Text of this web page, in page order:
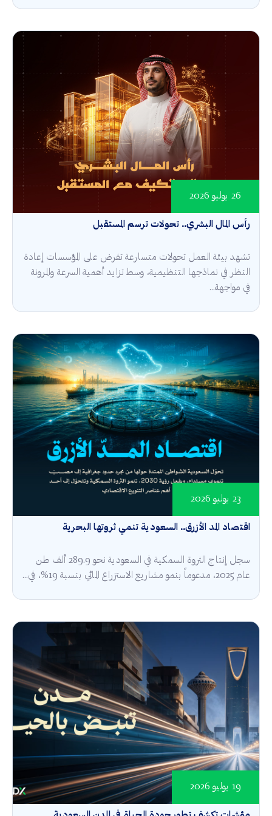
رأس المال البشري.. تحولات ترسم المستقبل
26 يوليو 2026
تشهد بيئة العمل تحولات متسارعة تفرض على المؤسسات إعادة
النظر في نماذجها التنظيمية، وسط تزايد أهمية السرعة والمرونة
في مواجهة...
اقتصاد المد الأزرق.. السعودية تنمي ثروتها البحرية
23 يوليو 2026
سجل إنتاج الثروة السمكية في السعودية نحو 289.9 ألف طن
عام 2025، مدعوماً بنمو مشاريع الاستزراع المائي بنسبة 19%، في...
19 يوليو 2026